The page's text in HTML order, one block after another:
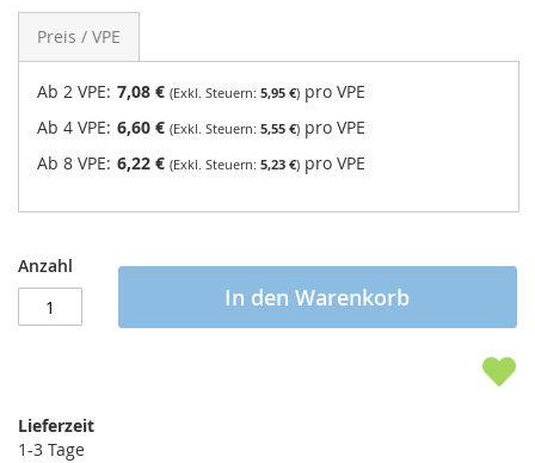
Preis / VPE
Ab 2 VPE: 7,08 € 5,95 € pro VPE
Ab 4 VPE: 6,60 € 5,55 € pro VPE
Ab 8 VPE: 6,22 € 5,23 € pro VPE
Anzahl
In den Warenkorb
Lieferzeit
1-3 Tage